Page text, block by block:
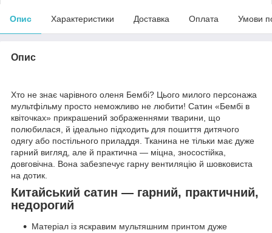
Опис Характеристики Доставка Оплата Умови
Опис
Хто не знає чарівного оленя Бембі? Цього милого персонажа
мультфільму просто неможливо не любити! Сатин «Бембі в
квіточках» прикрашений зображеннями тварини, що
полюбилася, й ідеально підходить для пошиття дитячого
одягу або постільного приладдя. Тканина не тільки має дуже
гарний вигляд, але й практична — міцна, зносостійка,
довговічна. Вона забезпечує гарну вентиляцію й шовковиста
на дотик.
Китайський сатин — гарний, практичний,
недорогий
Матеріал із яскравим мультяшним принтом дуже